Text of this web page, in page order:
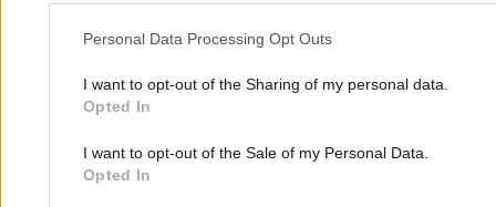
Personal Data Processing Opt Outs
I want to opt-out of the Sharing of my personal data.
Opted In
I want to opt-out of the Sale of my Personal Data.
Opted In